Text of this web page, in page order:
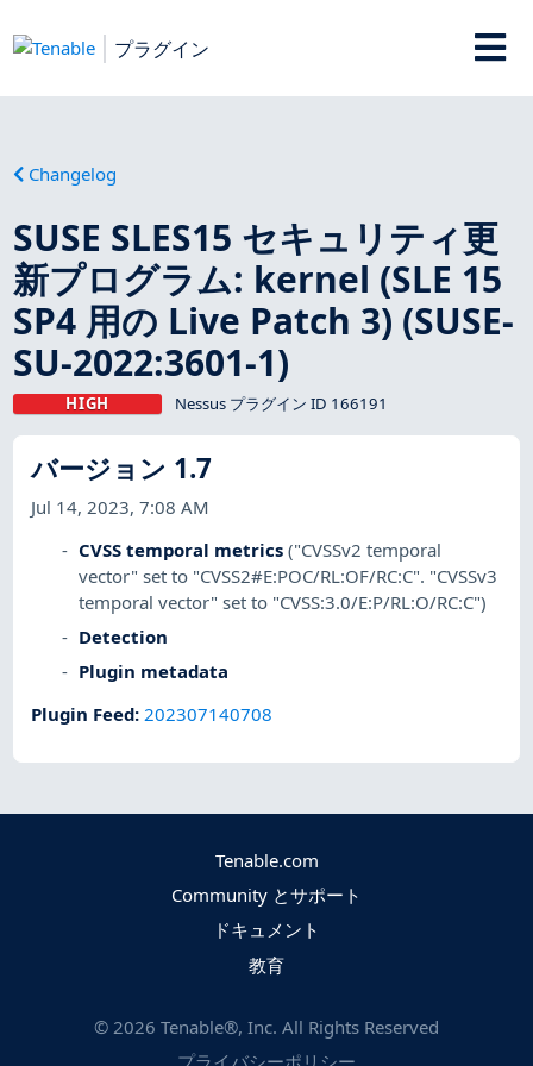
プラグイン
Changelog
SUSE SLES15 セキュリティ更
新プログラム: kernel (SLE 15
SP4 用の Live Patch 3) (SUSE-
SU-2022:3601-1)
HIGH Nessus プラグイン ID 166191
バージョン 1.7
Jul 14, 2023, 7:08 AM
CVSS temporal metrics ("CVSSv2 temporal
vector" set to "CVSS2#E:POC/RL:OF/RC:C". "CVSSv3
temporal vector" set to "CVSS:3.0/E:P/RL:O/RC:C")
Detection
Plugin metadata
Plugin Feed:202307140708
Tenable.com
Community とサポート
ドキュメント
教育
© 2026 Tenable®, Inc. All Rights Reserved
プライバシーポリシー